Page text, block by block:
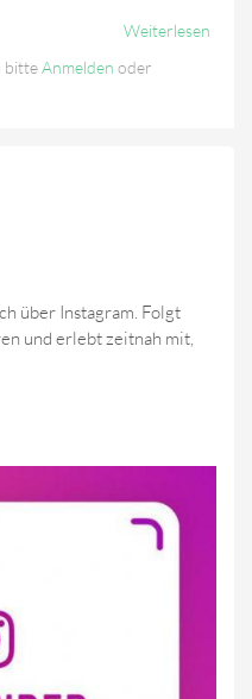
Weiterlesen
bitteAnmelden oder
über Instagram. Folgt
und erlebt zeitnah mit,